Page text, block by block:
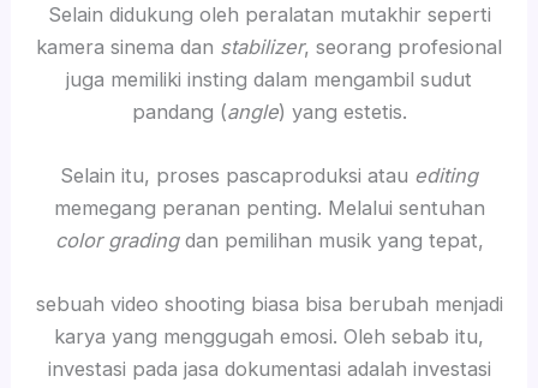
Selain didukung oleh peralatan mutakhir seperti
kamera sinema dan stabilizer, seorang profesional
juga memiliki insting dalam mengambil sudut
pandang (angle) yang estetis.
Selain itu, proses pascaproduksi atau editing
memegang peranan penting. Melalui sentuhan
color gradingdan pemilihan musik yang tepat,
sebuah video shooting biasa bisa berubah menjadi
karya yang menggugah emosi. Oleh sebab itu,
investasi pada jasa dokumentasi adalah investasi